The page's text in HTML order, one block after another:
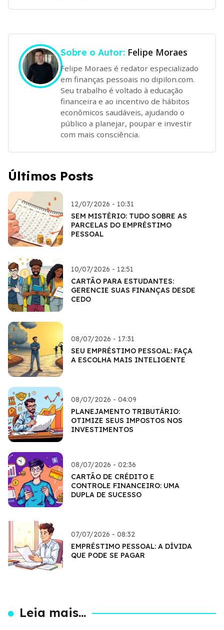
Sobre o Autor: Felipe Moraes
Felipe Moraes é redator especializado
em finanças pessoais no dipilon.com.
Seu trabalho é voltado à educação
financeira e ao incentivo de hábitos
econômicos saudáveis, ajudando o
público a planejar, poupar e investir
com mais consciência.
Últimos Posts
12/07/2026 - 10:31
SEM MISTÉRIO: TUDO SOBRE AS
PARCELAS DO EMPRÉSTIMO
PESSOAL
10/07/2026 - 12:51
CARTÃO PARA ESTUDANTES:
GERENCIE SUAS FINANÇAS DESDE
CEDO
08/07/2026 - 17:31
SEU EMPRÉSTIMO PESSOAL: FAÇA
A ESCOLHA MAIS INTELIGENTE
08/07/2026 - 04:09
PLANEJAMENTO TRIBUTÁRIO:
OTIMIZE SEUS IMPOSTOS NOS
INVESTIMENTOS
08/07/2026 - 02:36
CARTÃO DE CRÉDITO E
CONTROLE FINANCEIRO: UMA
DUPLA DE SUCESSO
07/07/2026 - 08:32
EMPRÉSTIMO PESSOAL: A DÍVIDA
QUE PODE SE PAGAR
Leia mais...